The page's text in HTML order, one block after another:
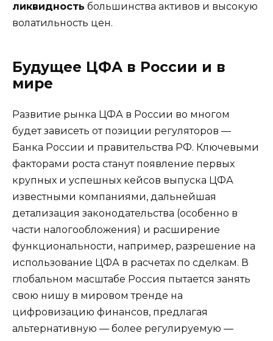
ликвидность большинства активов и высокую
волатильность цен.
Будущее ЦФА в России и в
мире
Развитие рынка ЦФА в России во многом
будет зависеть от позиции регуляторов —
Банка России и правительства РФ. Ключевыми
факторами роста станут появление первых
крупных и успешных кейсов выпуска ЦФА
известными компаниями, дальнейшая
детализация законодательства (особенно в
части налогообложения) и расширение
функциональности, например, разрешение на
использование ЦФА в расчетах по сделкам. В
глобальном масштабе Россия пытается занять
свою нишу в мировом тренде на
цифровизацию финансов, предлагая
альтернативную — более регулируемую —